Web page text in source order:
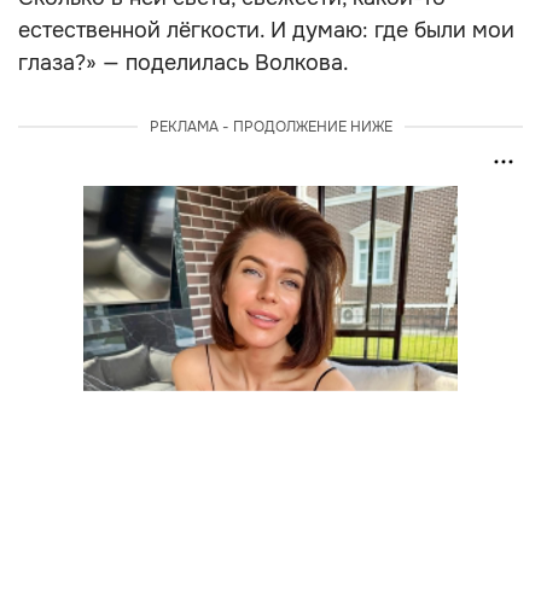
естественной лёгкости. И думаю: где были мои
глаза?» — поделилась Волкова.
РЕКЛАМА - ПРОДОЛЖЕНИЕ НИЖЕ